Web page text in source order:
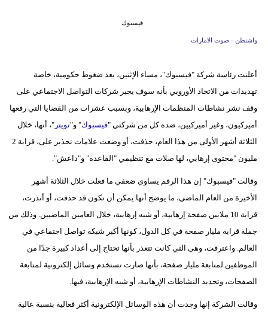
علوم
وتكنولوجيا
فيديو
سيارات
فيسبوك
واشنطن - صوت الامارات
أعلنت رئاسة شركة "فيسبوك"، مساء الإثنين، بعد ضغوط حكومية، خاصة
تهديدات من الاتحاد الأوروبي بأنه سوف يجبر شركات التواصل الاجتماعي على
وقف نشر نشاطات المنظمات الإرهابية، وبسبب عشرات من القضايا التي رفعها
أميركيون، وغير أميركيين، ضده كل من شركتي "فيسبوك" و"تويتر"، أنها، خلال
الثلاثة أشهر الأولى من هذا العام، حذفت، أو وضعت علامات تحذير على، قرابة 2
مليون "محتوى إرهابي، لها صلات مع تنظيمي "القاعدة" و"داعش".
وقالت "فيسبوك" إن هذا الرقم يساوي ضعفي ما فعلت خلال الثلاثة أشهر
الأخيرة من العام الماضي، ما يوضح أنها يمكن أن تكون قد حذفت، أو أنذرت،
قرابة 10 ملايين صفحة إرهابية، أو شبه إرهابية، خلال العامين الماضيين. وذلك من
جملة قرابة مليار صفحة في كل الدول، كونها أكبر شبكة تواصل اجتماعي في
العالم. واعترفت، وهي التي كانت تتعذر بأنها تحتاج إلى أعداد كبيرة جدًا من
الموظفين لمتابعة مليار صفحة، بأنها صارت تستخدم وسائل إلكترونية لمتابعة
الصفحات، وتحديد النشاطات الإرهابية، أو شبه الإرهابية، فيها.
وقالت الشركة إنها وجدت أن هذه الوسائل الإلكترونية أكثر فعالية بنسبة عالية